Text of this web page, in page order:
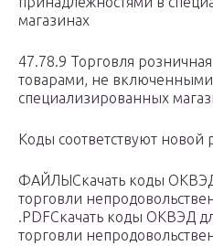
магазинах
47.78.9 Торговля
товарами, не
специализированных
Коды соответствуют
ФАЙЛЫСкачать коды
торговли
.PDFСкачать коды ОКВЭД
торговли